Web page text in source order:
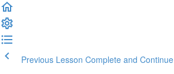
Previous Lesson Complete and Continue